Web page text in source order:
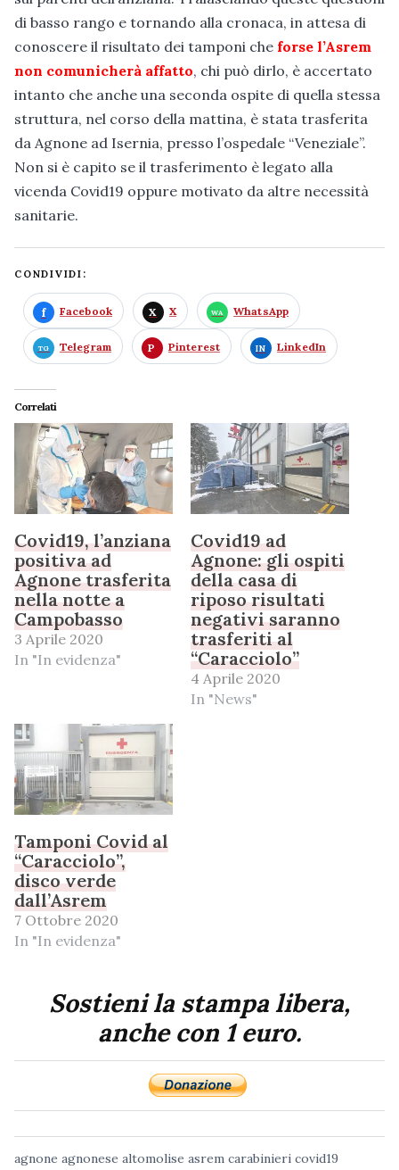
di basso rango e tornando alla cronaca, in attesa di
conoscere il risultato dei tamponi che forse l’Asrem
non comunicherà affatto, chi può dirlo, è accertato
intanto che anche una seconda ospite di quella stessa
struttura, nel corso della mattina, è stata trasferita
da Agnone ad Isernia, presso l’ospedale “Veneziale”.
Non si è capito se il trasferimento è legato alla
vicenda Covid19 oppure motivato da altre necessità
sanitarie.
CONDIVIDI:
Facebook X WhatsApp
Telegram Pinterest LinkedIn
Correlati
Covid19, l’anziana
positiva ad
Agnone trasferita
nella notte a
Campobasso
3 Aprile 2020
In "In evidenza"
Covid19 ad
Agnone: gli ospiti
della casa di
riposo risultati
negativi saranno
trasferiti al
“Caracciolo”
4 Aprile 2020
In "News"
Tamponi Covid al
“Caracciolo”,
disco verde
dall’Asrem
7 Ottobre 2020
In "In evidenza"
Sostieni la stampa libera,
anche con 1 euro.
agnone agnonese altomolise asrem carabinieri covid19